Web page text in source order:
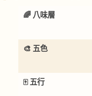
🌈 八味層
🎨 五色
🀄 五行